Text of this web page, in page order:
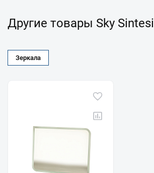
Другие товары Sky Sintesi
Зеркала